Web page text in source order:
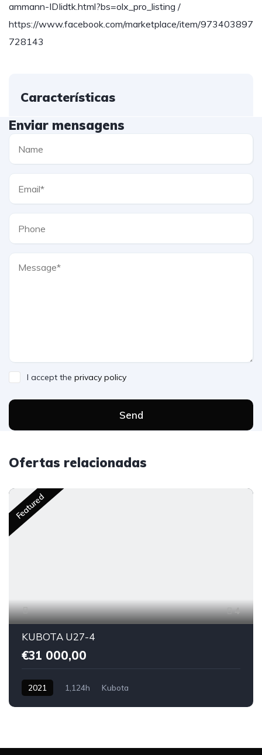
ammann-IDIidtk.html?bs=olx_pro_listing /
https://www.facebook.com/marketplace/item/973403897
728143
Características
Enviar mensagens
I accept the privacy policy
Send
Ofertas relacionadas
Featured
4
KUBOTA U27-4
€31 000,00
2021 1,124h Kubota